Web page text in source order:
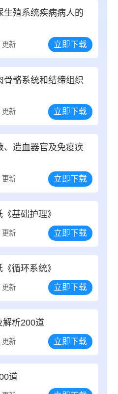
生殖系统疾病病人的
更新 立即下载
骨骼系统和结缔组织
更新 立即下载
、造血器官及免疫疾
更新 立即下载
基础护理》
更新 立即下载
循环系统》
更新 立即下载
解析200道
更新 立即下载
道